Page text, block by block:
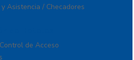
Asistencia / Checadores
de Hoteles
de Acceso